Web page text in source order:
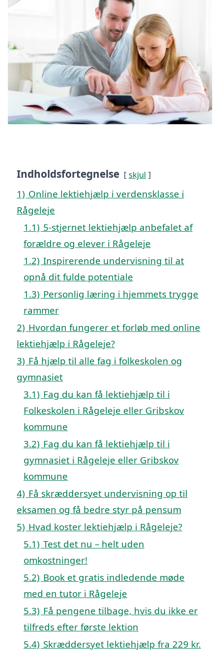
Indholdsfortegnelse skjul
1) Online lektiehjælp i verdensklasse i
Rågeleje
1.1) 5-stjernet lektiehjælp anbefalet af
forældre og elever i Rågeleje
1.2) Inspirerende undervisning til at
opnå dit fulde potentiale
1.3) Personlig læring i hjemmets trygge
rammer
2) Hvordan fungerer et forløb med online
lektiehjælp i Rågeleje?
3) Få hjælp til alle fag i folkeskolen og
gymnasiet
3.1) Fag du kan få lektiehjælp til i
Folkeskolen i Rågeleje eller Gribskov
kommune
3.2) Fag du kan få lektiehjælp til i
gymnasiet i Rågeleje eller Gribskov
kommune
4) Få skræddersyet undervisning op til
eksamen og få bedre styr på pensum
5) Hvad koster lektiehjælp i Rågeleje?
5.1) Test det nu – helt uden
omkostninger!
5.2) Book et gratis indledende møde
med en tutor i Rågeleje
5.3) Få pengene tilbage, hvis du ikke er
tilfreds efter første lektion
5.4) Skræddersyet lektiehjælp fra 229 kr.